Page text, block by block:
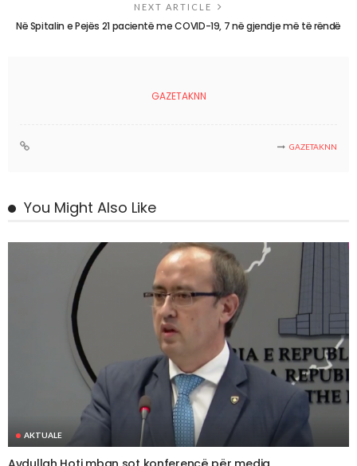
NEXT ARTICLE
Në Spitalin e Pejës 21 pacientë me COVID-19, 7 në gjendje më të rëndë
GAZETAKNN
GAZETAKNN
You Might Also Like
AKTUALE